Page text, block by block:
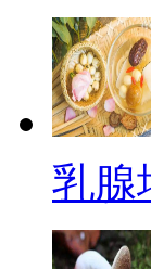
乳腺